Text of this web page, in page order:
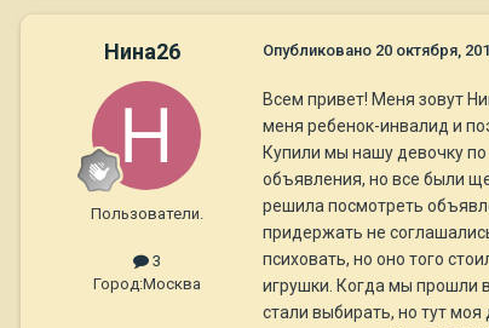
Нина26
Пользователи.
3
Город:Москва
Опубликовано 20 октября,
Всем привет! Меня зовут
меня ребенок-инвалид и
Купили мы нашу девочку
объявления, но все были
решила посмотреть
придержать не
психовать, но оно того
игрушки. Когда мы прошли
стали выбирать, но тут